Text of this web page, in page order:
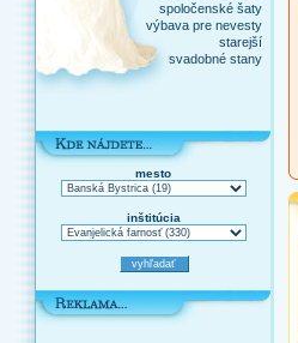
spoločenské šaty
výbava pre nevesty
starejší
svadobné stany
mesto
inštitúcia